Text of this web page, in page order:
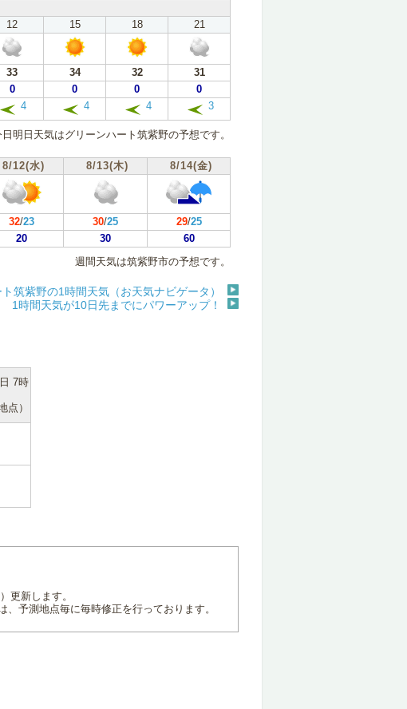
12 15 18
21
33 34 32
31
0 0 0
0
4 4 4 3
日明日天気はグリーンハート筑紫野の予想です。
8/12(水) 8/13(木) 8/14(金)
32/23 30/25 29/25
20 30
60
週間天気は筑紫野市の予想です。
筑紫野の1時間天気（お天気ナビゲータ）
1時間天気が10日先までにパワーアップ！
7時
点）
更新します。
予測地点毎に毎時修正を行っております。